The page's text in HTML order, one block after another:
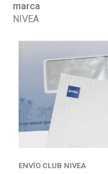
marca
NIVEA
ENVÍO CLUB NIVEA